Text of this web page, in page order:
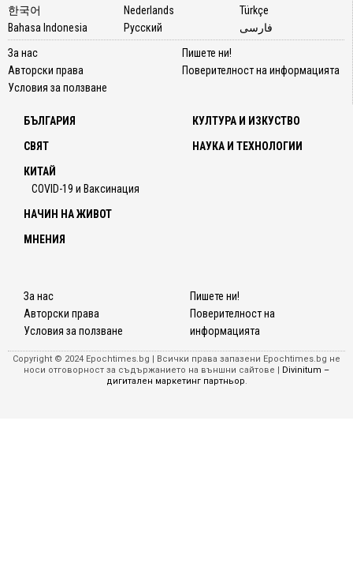
한국어
Bahasa Indonesia
Nederlands
Русский
Türkçe
فارسی
За нас
Авторски права
Условия за ползване
Пишете ни!
Поверителност на информацията
БЪЛГАРИЯ
СВЯТ
КИТАЙ
COVID-19 и Ваксинация
КУЛТУРА И ИЗКУСТВО
НАУКА И ТЕХНОЛОГИИ
НАЧИН НА ЖИВОТ
МНЕНИЯ
За нас
Авторски права
Условия за ползване
Пишете ни!
Поверителност на
информацията
Copyright © 2024 Epochtimes.bg | Всички права запазени Epochtimes.bg не
носи отговорност за съдържанието на външни сайтове | Divinitum –
дигитален маркетинг партньор.